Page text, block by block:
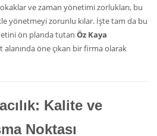
ve zaman yönetimi zorlukları, bu
yönetmeyi zorunlu kılar. İşte tam da bu
ön planda tutan Öz Kaya
alanında öne çıkan bir firma olarak
Kalite ve
Noktası